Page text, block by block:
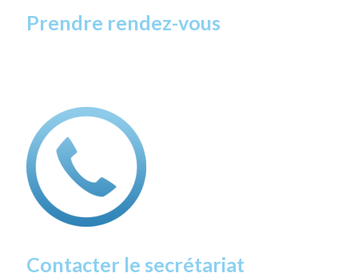
Prendre rendez-vous
Contacter le secrétariat